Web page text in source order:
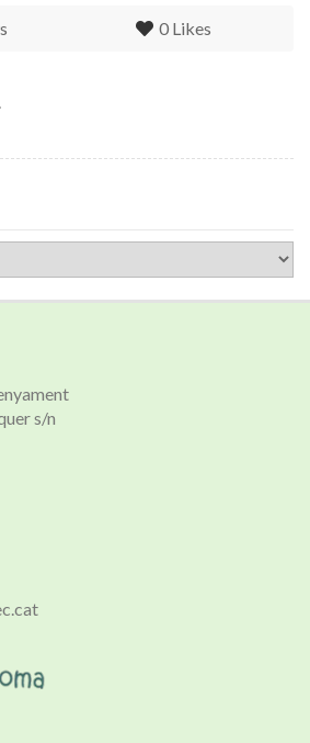
0 Likes
s/n